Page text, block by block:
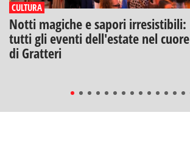
CULTURA
Notti magiche e sapori irresistibili:
tutti gli eventi dell'estate nel cuore
di Gratteri